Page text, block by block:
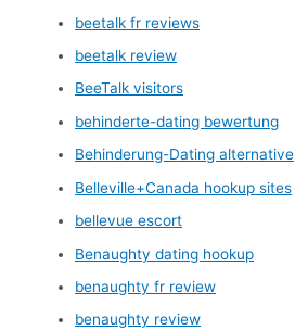
beetalk fr reviews
beetalk review
BeeTalk visitors
behinderte-dating bewertung
Behinderung-Dating alternative
Belleville+Canada hookup sites
bellevue escort
Benaughty dating hookup
benaughty fr review
benaughty review